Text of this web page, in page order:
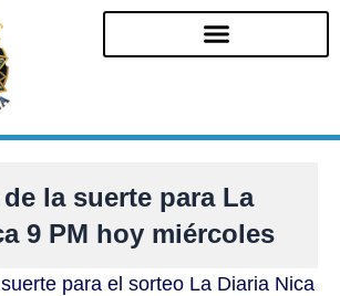
la suerte para La
9 PM hoy miércoles
para el sorteo La Diaria Nica